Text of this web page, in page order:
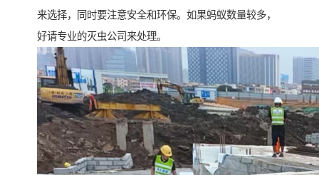
来选择，同时要注意安全和环保。如果蚂蚁数量较多，
好请专业的灭虫公司来处理。